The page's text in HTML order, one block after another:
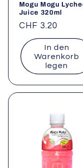
Mogu Mogu
Juice 320ml
Normaler
Preis
CHF 3.20
In den
Warenkorb
legen